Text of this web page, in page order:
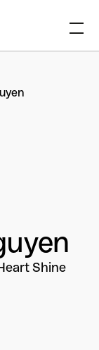
Shine